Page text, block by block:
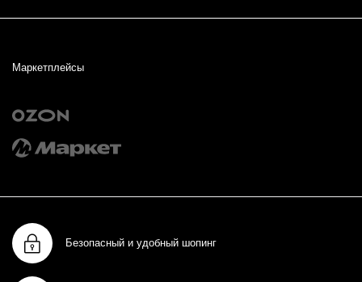
Маркетплейсы
Безопасный и удобный шопинг